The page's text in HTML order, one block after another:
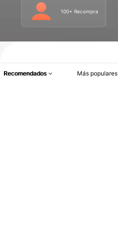
100+ Recompra
Recomendados Más populares